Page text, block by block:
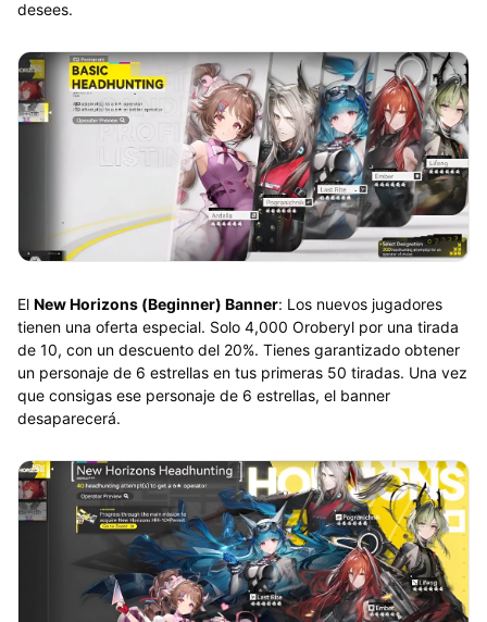
desees.
El New Horizons (Beginner) Banner: Los nuevos jugadores
tienen una oferta especial. Solo 4,000 Oroberyl por una tirada
de 10, con un descuento del 20%. Tienes garantizado obtener
un personaje de 6 estrellas en tus primeras 50 tiradas. Una vez
que consigas ese personaje de 6 estrellas, el banner
desaparecerá.